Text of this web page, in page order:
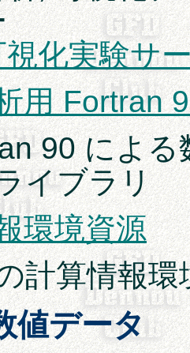
視化実験サ
用 Fortran
90 によ
イブラリ
環境資源
計算情報環
値データ